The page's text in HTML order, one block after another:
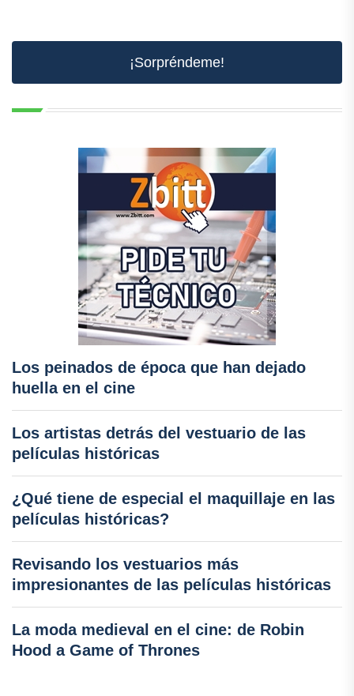
¡Sorpréndeme!
Los peinados de época que han dejado
huella en el cine
Los artistas detrás del vestuario de las
películas históricas
¿Qué tiene de especial el maquillaje en las
películas históricas?
Revisando los vestuarios más
impresionantes de las películas históricas
La moda medieval en el cine: de Robin
Hood a Game of Thrones